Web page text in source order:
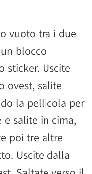
vuoto tra i due
blocco
sticker. Uscite
ovest, salite
la pellicola per
e salite in cima,
poi tre altre
Uscite dalla